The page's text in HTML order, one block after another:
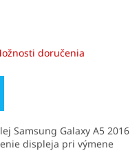
doručenia
Samsung Galaxy A5 2016
displeja pri výmene